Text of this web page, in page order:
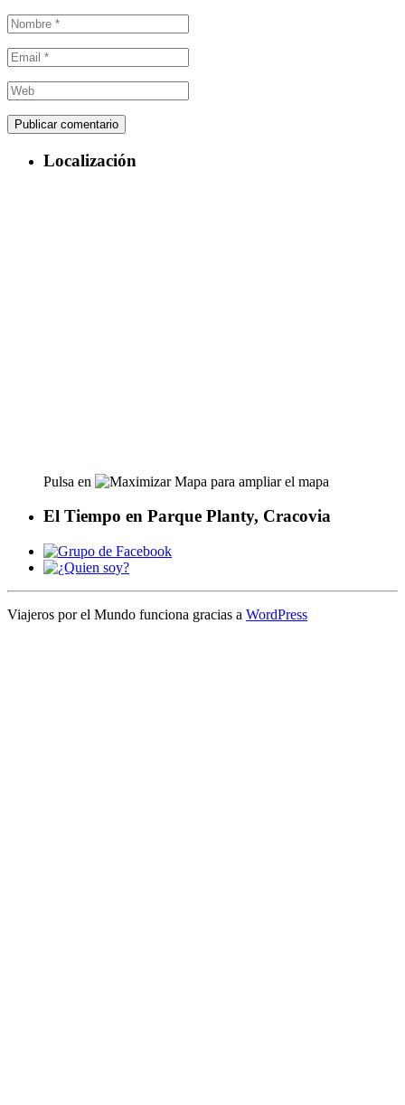
Localización
Pulsa en para ampliar el mapa
El Tiempo en Parque Planty, Cracovia
Viajeros por el Mundo funciona gracias a WordPress